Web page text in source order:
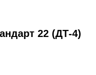
22 (ДТ-4)